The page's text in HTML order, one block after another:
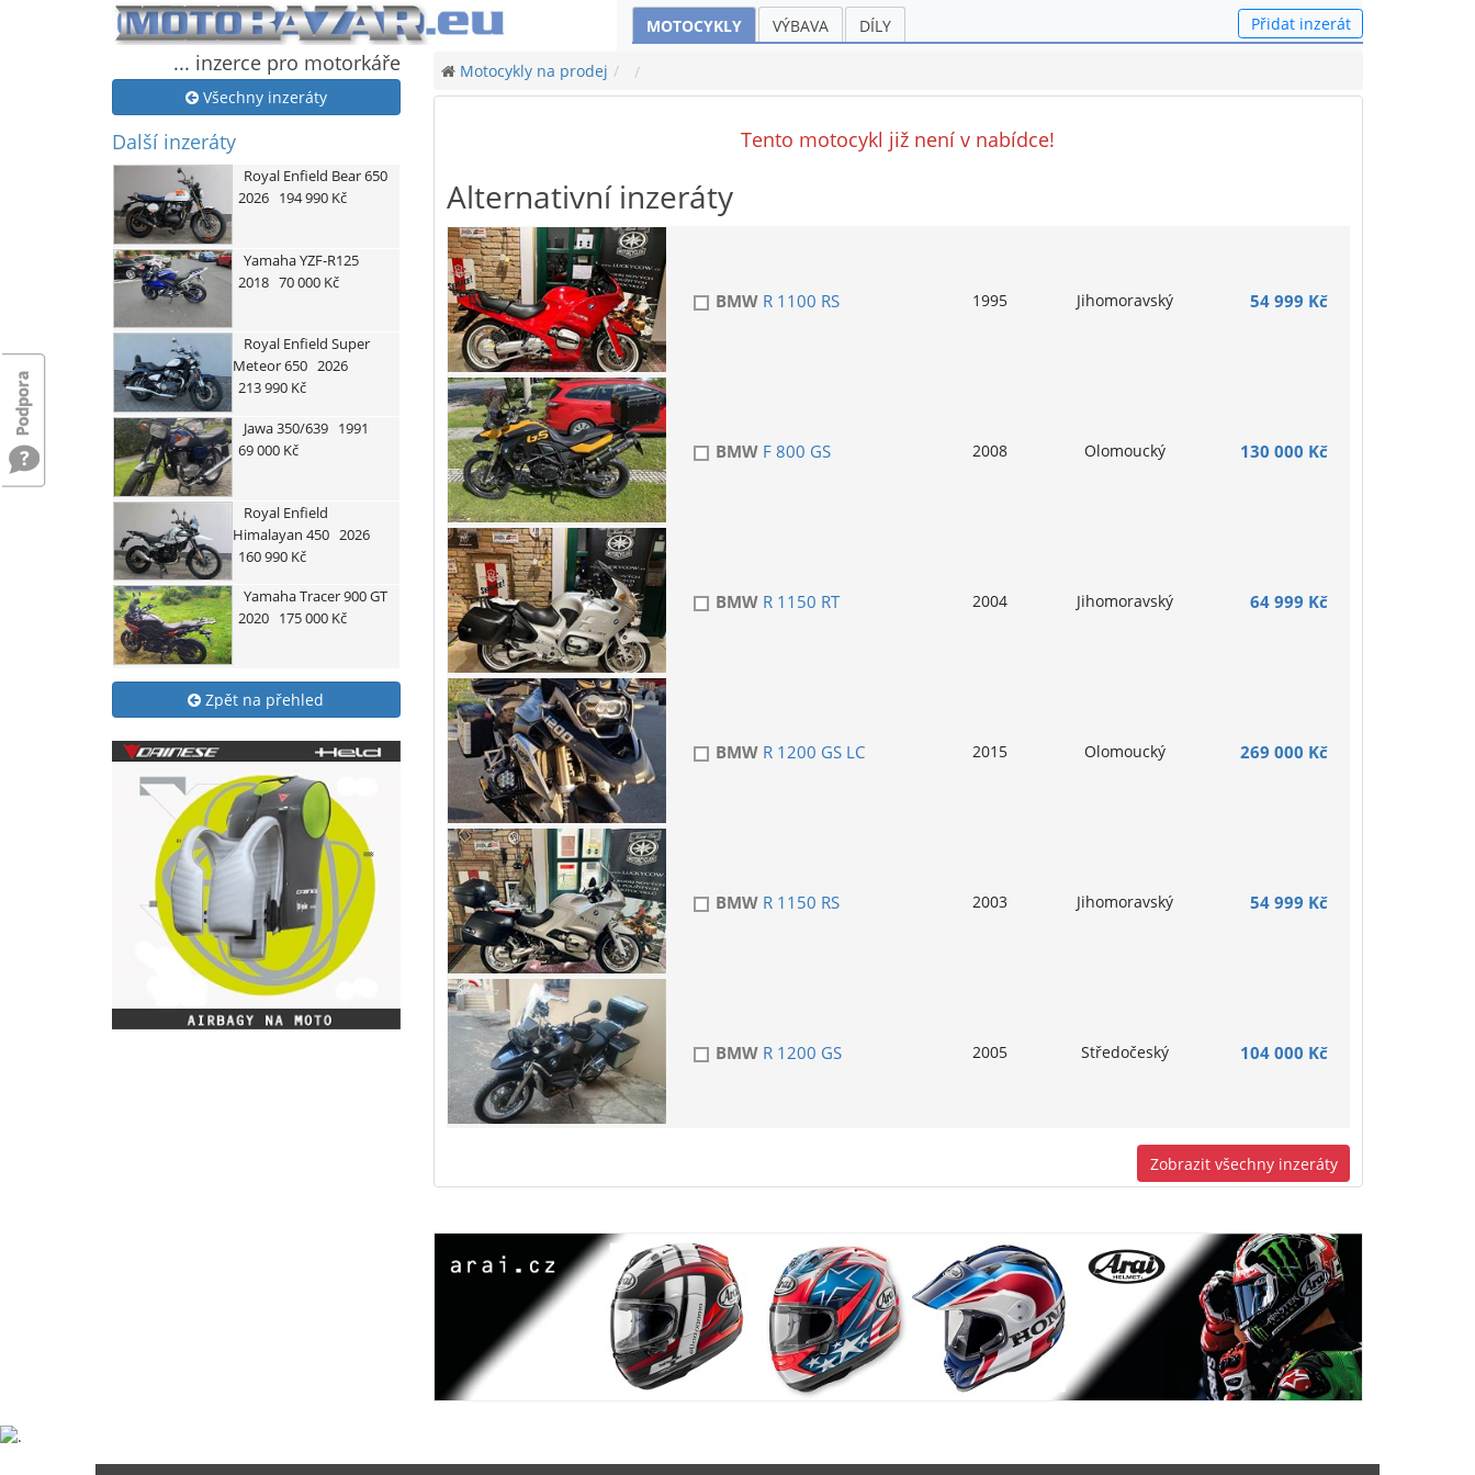
MOTOCYKLY VÝBAVA DÍLY Přidat inzerát
... inzerce pro motorkáře
Všechny inzeráty
Další inzeráty
Royal Enfield Bear 650
2026 194 990 Kč
YamahaYZF-R125
2018 70 000 Kč
Royal Enfield Super
Meteor 650 2026
213 990 Kč
Jawa350/639 1991
69 000 Kč
Royal Enfield
Himalayan 450 2026
160 990 Kč
YamahaTracer 900 GT
2020 175 000 Kč
Zpět na přehled
Motocykly na prodej
Tento motocykl již není v nabídce!
Alternativní inzeráty
BMWR 1100 RS 1995 Jihomoravský 54 999 Kč
BMWF 800 GS 2008 Olomoucký 130 000 Kč
BMWR 1150 RT 2004 Jihomoravský 64 999 Kč
BMWR 1200 GS LC 2015 Olomoucký 269 000 Kč
BMWR 1150 RS 2003 Jihomoravský 54 999 Kč
BMWR 1200 GS 2005 Středočeský 104 000 Kč
Zobrazit všechny inzeráty